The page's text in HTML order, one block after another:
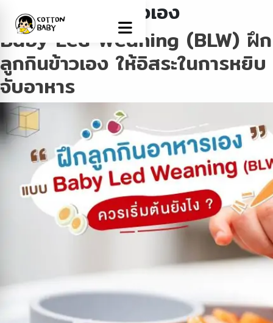
Tag:ฝึกลูกกินข้าวเอง
Baby Led Weaning (BLW) ฝึก
ลูกกินข้าวเอง ให้อิสระในการหยิบ
จับอาหาร